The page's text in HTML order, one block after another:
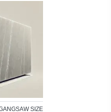
SIZE